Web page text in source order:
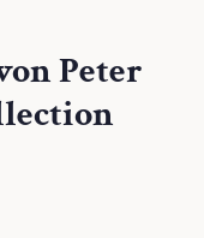
Peter